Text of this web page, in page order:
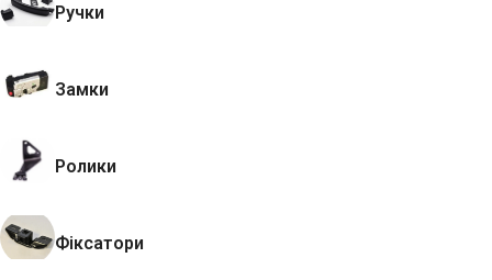
Ручки
Замки
Ролики
Фіксатори